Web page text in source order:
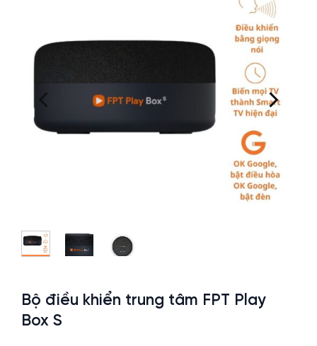
Bộ điều khiển trung tâm FPT Play
Box S